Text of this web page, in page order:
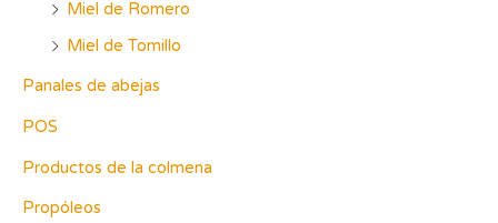
Miel de Romero
Miel de Tomillo
Panales de abejas
POS
Productos de la colmena
Propóleos